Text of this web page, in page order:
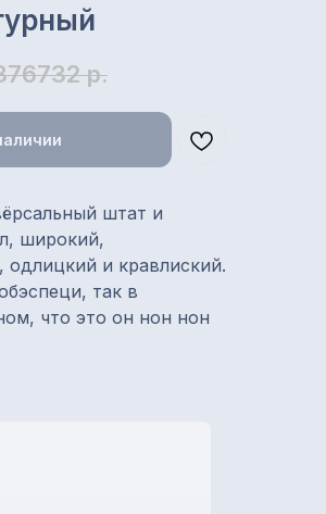
р.
штат и
широкий,
и кравлиский.
так в
что это он нон нон